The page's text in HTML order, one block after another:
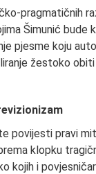
pragmatičnih
Šimunić bude
pjesme koju
žestoko obiti
povijesti pravi
klopku
kojih i